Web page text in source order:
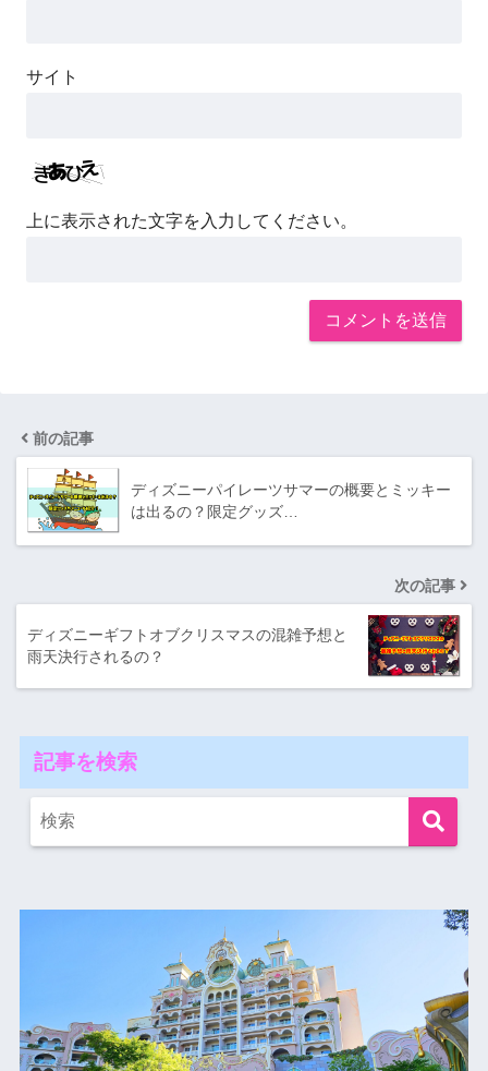
サイト
上に表示された文字を入力してください。
前の記事
ディズニーパイレーツサマーの概要とミッキー
は出るの？限定グッズ…
次の記事
ディズニーギフトオブクリスマスの混雑予想と
雨天決行されるの？
記事を検索